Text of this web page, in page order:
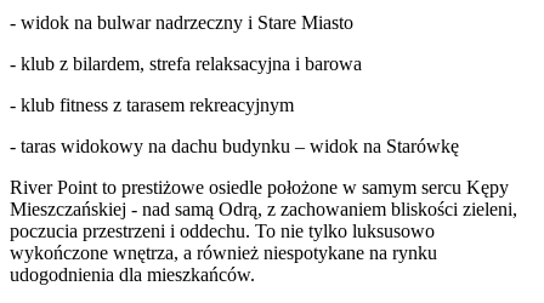
- widok na bulwar nadrzeczny i Stare Miasto
- klub z bilardem, strefa relaksacyjna i barowa
- klub fitness z tarasem rekreacyjnym
- taras widokowy na dachu budynku – widok na Starówkę
River Point to prestiżowe osiedle położone w samym sercu Kępy
Mieszczańskiej - nad samą Odrą, z zachowaniem bliskości zieleni,
poczucia przestrzeni i oddechu. To nie tylko luksusowo
wykończone wnętrza, a również niespotykane na rynku
udogodnienia dla mieszkańców.